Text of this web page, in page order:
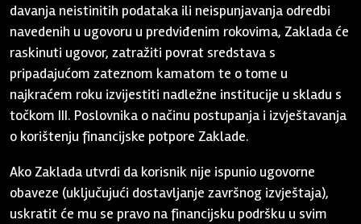
davanja neistinitih podataka ili neispunjavanja odredbi
navedenih u ugovoru u predviđenim rokovima, Zaklada će
raskinuti ugovor, zatražiti povrat sredstava s
pripadajućom zateznom kamatom te o tome u
najkraćem roku izvijestiti nadležne institucije u skladu s
točkom III. Poslovnika o načinu postupanja i izvještavanja
o korištenju financijske potpore Zaklade.
Ako Zaklada utvrdi da korisnik nije ispunio ugovorne
obaveze (uključujući dostavljanje završnog izvještaja),
uskratit će mu se pravo na financijsku podršku u svim